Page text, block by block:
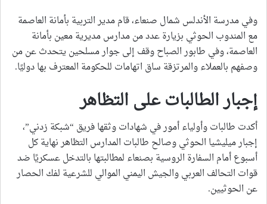
وفي مدرسة الأندلس شمال صنعاء، قام مدير التربية بأمانة العاصمة
مع المندوب الحوثي بزيارة عدد من مدارس مديرية معين بأمانة
العاصمة، وفي طابور الصباح وقف إلى جوار مسلحين يتحدث عن من
وصفهم بالعملاء والمرتزقة ساق اتهامات للحكومة المعترف بها دوليًا.
إجبار الطالبات على التظاهر
أكدت طالبات وأولياء أمور في شهادات وثقها فريق “شبكة زدني”،
إجبار ميليشيا الحوثي وصالح طالبات المدارس التظاهر نهاية كل
أسبوع أمام السفارة الروسية بصنعاء لمطالبتها بالتدخل عسكريًا ضد
قوات التحالف العربي والجيش اليمني الموالي للشرعية لفك الحصار
عن الحوثيين.